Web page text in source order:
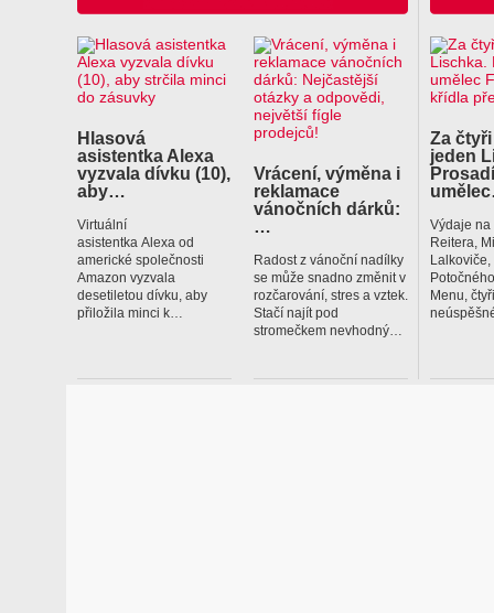
Hlasová
asistentka Alexa
vyzvala dívku (10),
aby…
Virtuální
asistentka Alexa od
americké společnosti
Amazon vyzvala
desetiletou dívku, aby
přiložila minci k…
Vrácení, výměna i
reklamace
vánočních dárků:
…
Radost z vánoční nadílky
se může snadno změnit v
rozčarování, stres a vztek.
Stačí najít pod
stromečkem nevhodný…
Za
jeden
Výdaje na
Reitera,
Menu,